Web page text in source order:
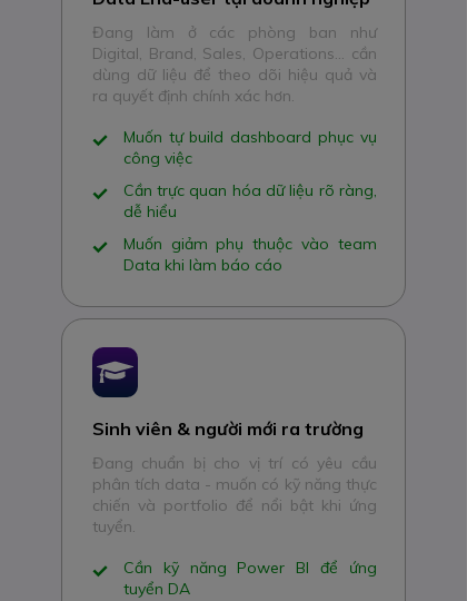
Đang làm ở các phòng ban như
Digital, Brand, Sales, Operations… cần
dùng dữ liệu để theo dõi hiệu quả và
ra quyết định chính xác hơn.
Muốn tự build dashboard phục vụ
công việc
Cần trực quan hóa dữ liệu rõ ràng,
dễ hiểu
Muốn giảm phụ thuộc vào team
Data khi làm báo cáo
Sinh viên & người mới ra trường
Đang chuẩn bị cho vị trí có yêu cầu
phân tích data - muốn có kỹ năng thực
chiến và portfolio để nổi bật khi ứng
tuyển.
Cần kỹ năng Power BI để ứng
tuyển DA